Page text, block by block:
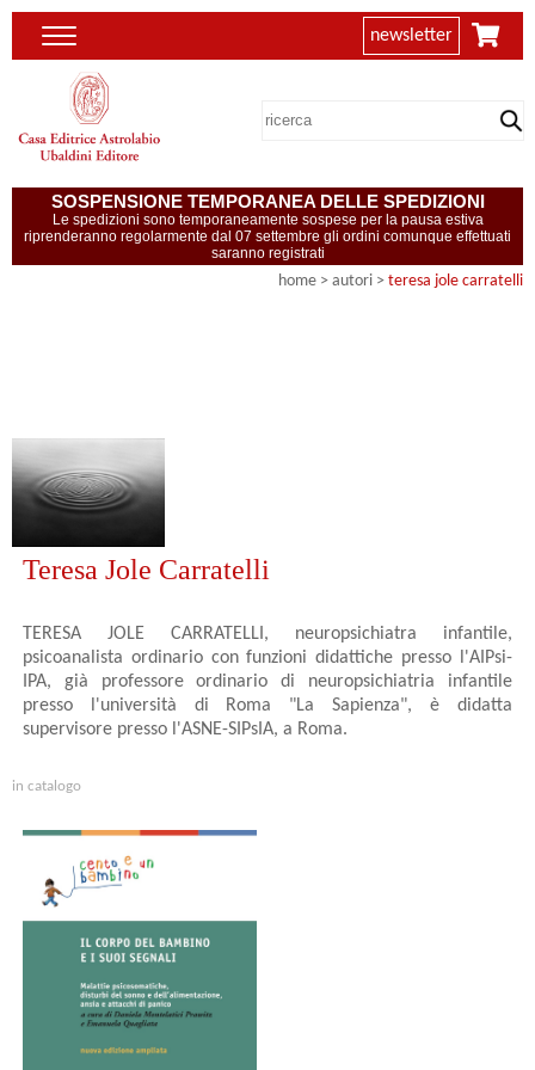
newsletter
SOSPENSIONE TEMPORANEA DELLE SPEDIZIONI
Le spedizioni sono temporaneamente sospese per la pausa estiva
riprenderanno regolarmente dal 07 settembre gli ordini comunque effettuati
saranno registrati
home > autori > teresa jole carratelli
Teresa Jole Carratelli
TERESA JOLE CARRATELLI, neuropsichiatra infantile,
psicoanalista ordinario con funzioni didattiche presso l'AIPsi-
IPA, già professore ordinario di neuropsichiatria infantile
presso l'università di Roma "La Sapienza", è didatta
supervisore presso l'ASNE-SIPsIA, a Roma.
in catalogo